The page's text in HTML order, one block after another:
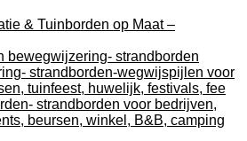
& Tuinborden op Maat –
bewegwijzering- strandborden
strandborden-wegwijspijlen voor
tuinfeest, huwelijk, festivals, fee
strandborden voor bedrijven,
beursen, winkel, B&B, camping